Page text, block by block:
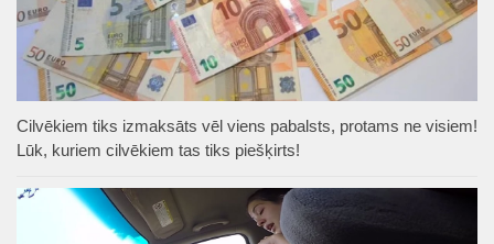
Cilvēkiem tiks izmaksāts vēl viens pabalsts, protams ne visiem!
Lūk, kuriem cilvēkiem tas tiks piešķirts!